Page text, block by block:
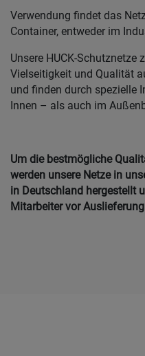
Verwendung findet das
Container, entweder im
Unsere HUCK-Schutznetze
Vielseitigkeit und Qualität
und finden durch spezielle
Innen – als auch im
Um die bestmögliche
werden unsere Netze in
in Deutschland hergestellt
Mitarbeiter vor